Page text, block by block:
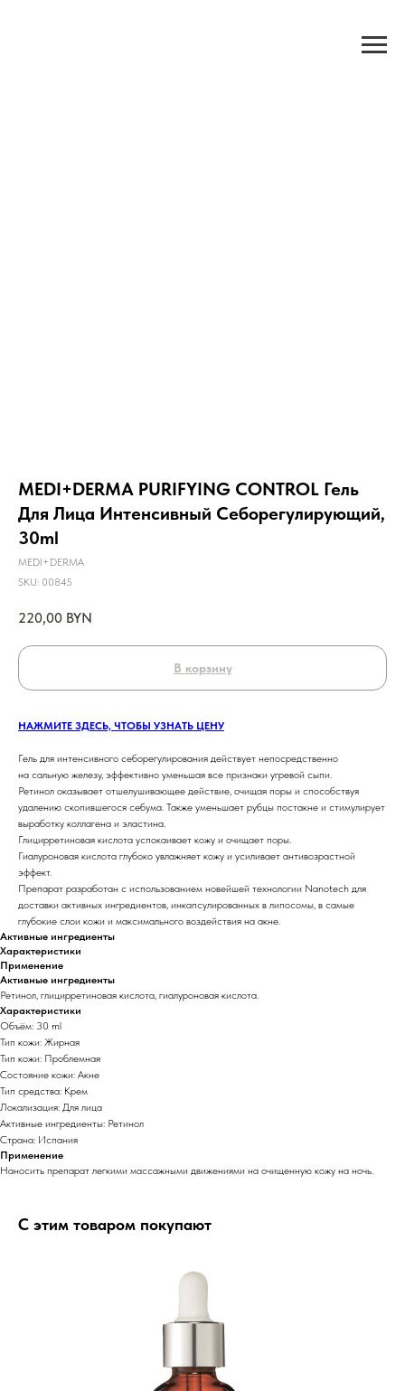
MEDI+DERMA PURIFYING CONTROL Гель
Для Лица Интенсивный Себорегулирующий,
30ml
MEDI+DERMA
SKU: 00845
220,00 BYN
В корзину
НАЖМИТЕ ЗДЕСЬ, ЧТОБЫ УЗНАТЬ ЦЕНУ
Гель для интенсивного себорегулирования действует непосредственно
на сальную железу, эффективно уменьшая все признаки угревой сыпи.
Ретинол оказывает отшелушивающее действие, очищая поры и способствуя
удалению скопившегося себума. Также уменьшает рубцы постакне и стимулирует
выработку коллагена и эластина.
Глицирретиновая кислота успокаивает кожу и очищает поры.
Гиалуроновая кислота глубоко увлажняет кожу и усиливает антивозрастной
эффект.
Препарат разработан с использованием новейшей технологии Nanotech для
доставки активных ингредиентов, инкапсулированных в липосомы, в самые
глубокие слои кожи и максимального воздействия на акне.
Активные ингредиенты
Характеристики
Применение
Активные ингредиенты
Ретинол, глицирретиновая кислота, гиалуроновая кислота.
Характеристики
Объём: 30 ml
Тип кожи: Жирная
Тип кожи: Проблемная
Состояние кожи: Акне
Тип средства: Крем
Локализация: Для лица
Активные ингредиенты: Ретинол
Страна: Испания
Применение
Наносить препарат легкими массажными движениями на очищенную кожу на ночь.
С этим товаром покупают